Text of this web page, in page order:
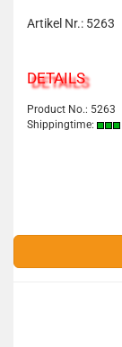
Artikel Nr.: 5263
DETAILS
Product No.: 5263
Shippingtime: